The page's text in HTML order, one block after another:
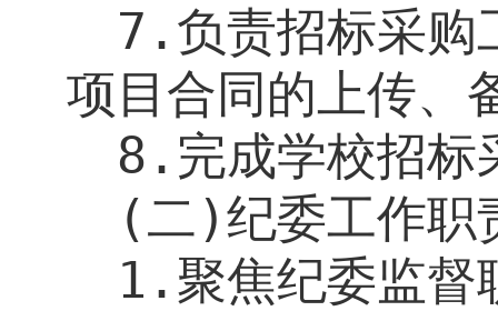
7. 负责招标采购
项目合同的上传、
8. 完成学校招标
(二)纪委工作职
1. 聚焦纪委监督